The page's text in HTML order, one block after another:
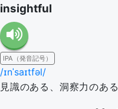
insightful
IPA（発音記号）
/ɪnˈsaɪtfəl/
見識のある、洞察力のある